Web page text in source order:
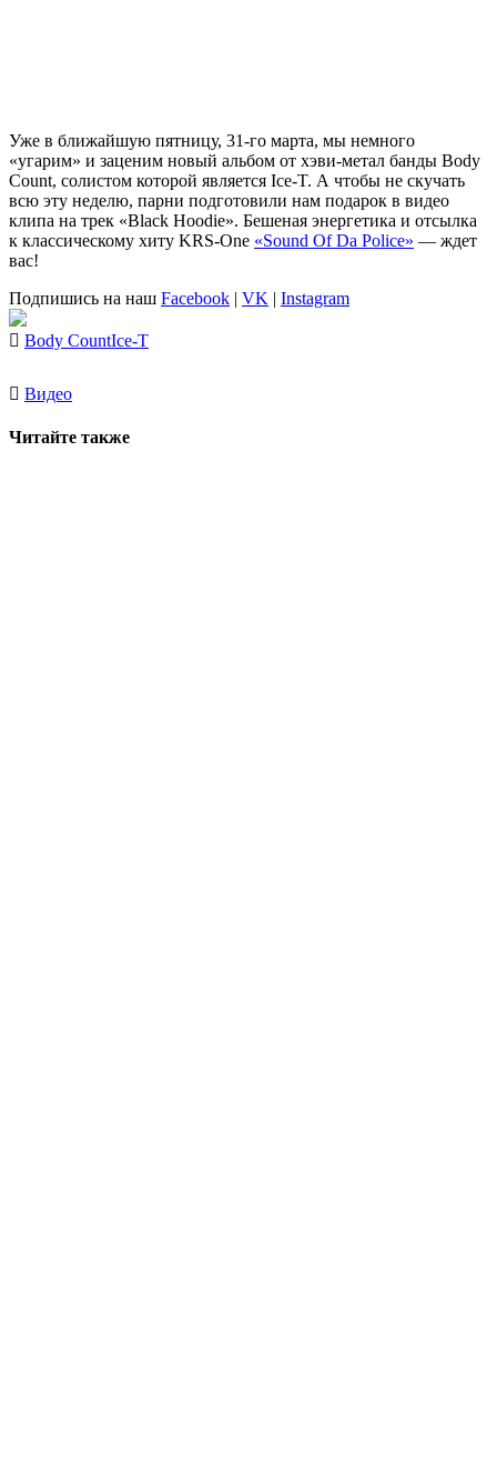
Уже в ближайшую пятницу, 31-го марта, мы немного
«угарим» и заценим новый альбом от хэви-метал банды Body
Count, солистом которой является Ice-T. А чтобы не скучать
всю эту неделю, парни подготовили нам подарок в видео
клипа на трек «Black Hoodie». Бешеная энергетика и отсылка
к классическому хиту KRS-One «Sound Of Da Police» — ждет
вас!
Подпишись на наш Facebook | VK | Instagram
Body CountIce-T
Видео
Читайте также